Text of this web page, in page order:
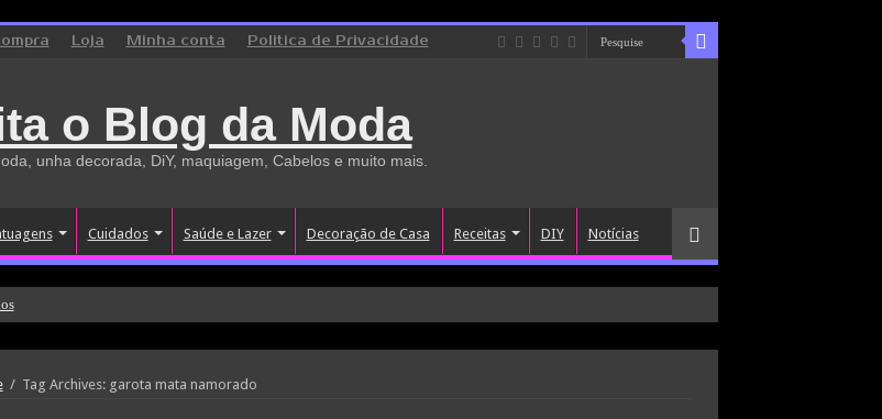
Loja Minha conta Politica de Privacidade
o Blog da Moda
unha decorada, DiY, maquiagem, Cabelos e muito mais.
Cuidados Saúde e Lazer Decoração de Casa Receitas DIY Notícias
/ Tag Archives: garota mata namorado